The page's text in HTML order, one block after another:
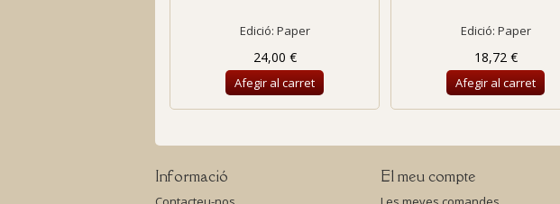
Edició: Paper
24,00 €
Afegir al carret
Edició: Paper
18,72 €
Afegir al carret
Informació El meu compte